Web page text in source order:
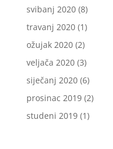
svibanj 2020(8)
travanj 2020(1)
ožujak 2020(2)
veljača 2020(3)
siječanj 2020(6)
prosinac 2019(2)
studeni 2019(1)